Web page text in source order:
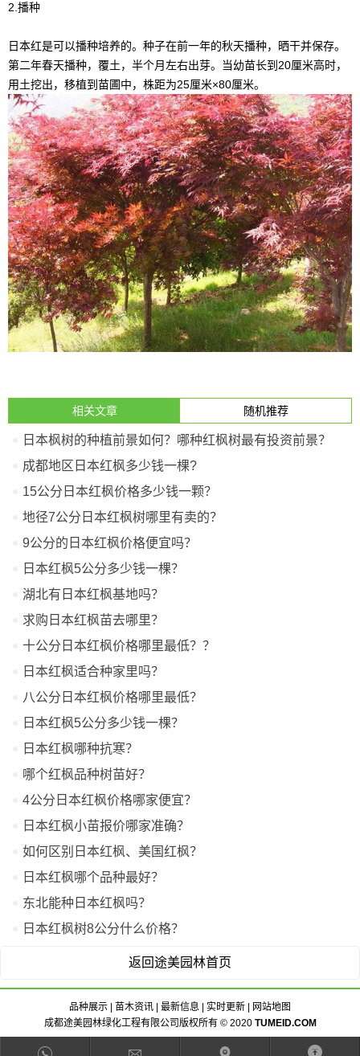
2.播种
日本红是可以播种培养的。种子在前一年的秋天播种，晒干并保存。
第二年春天播种，覆土，半个月左右出芽。当幼苗长到20厘米高时，
用土挖出，移植到苗圃中，株距为25厘米×80厘米。
相关文章 随机推荐
日本枫树的种植前景如何？哪种红枫树最有投资前景？
成都地区日本红枫多少钱一棵?
15公分日本红枫价格多少钱一颗？
地径7公分日本红枫树哪里有卖的？
9公分的日本红枫价格便宜吗？
日本红枫5公分多少钱一棵？
湖北有日本红枫基地吗？
求购日本红枫苗去哪里？
十公分日本红枫价格哪里最低？？
日本红枫适合种家里吗？
八公分日本红枫价格哪里最低？
日本红枫5公分多少钱一棵？
日本红枫哪种抗寒？
哪个红枫品种树苗好？
4公分日本红枫价格哪家便宜？
日本红枫小苗报价哪家准确？
如何区别日本红枫、美国红枫？
日本红枫哪个品种最好？
东北能种日本红枫吗？
日本红枫树8公分什么价格？
返回途美园林首页
品种展示 苗木资讯 最新信息 实时更新
网站地图
成都途美园林绿化工程有限公司版权所有 © 2020 TUMEID.COM